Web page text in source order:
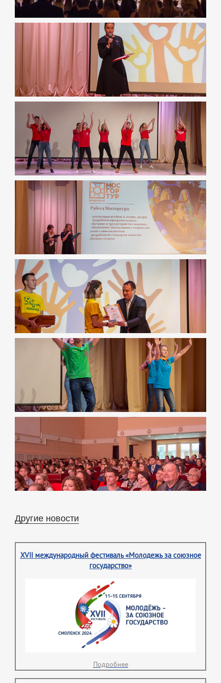
Другие новости
XVII международный фестиваль «Молодежь за союзное
государство»
Подробнее